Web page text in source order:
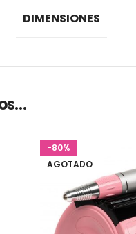
DIMENSIONES
-80%
AGOTADO